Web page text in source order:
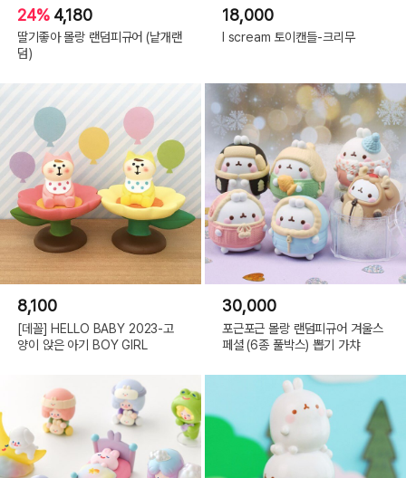
24% 4,180
딸기좋아 몰랑 랜덤피규어 (낱개랜
덤)
18,000
I scream 토이캔들-크리무
8,100
[데꼴] HELLO BABY 2023-고
양이 앉은 아기 BOY GIRL
30,000
포근포근 몰랑 랜덤피규어 겨울스
페셜 (6종 풀박스) 뽑기 가챠